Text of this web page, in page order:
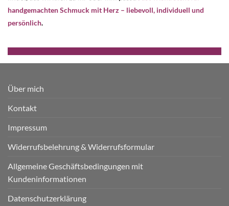
handgemachten Schmuck mit Herz – liebevoll, individuell und
persönlich.
Über mich
Kontakt
Impressum
Widerrufsbelehrung & Widerrufsformular
Allgemeine Geschäftsbedingungen mit
Kundeninformationen
Datenschutzerklärung